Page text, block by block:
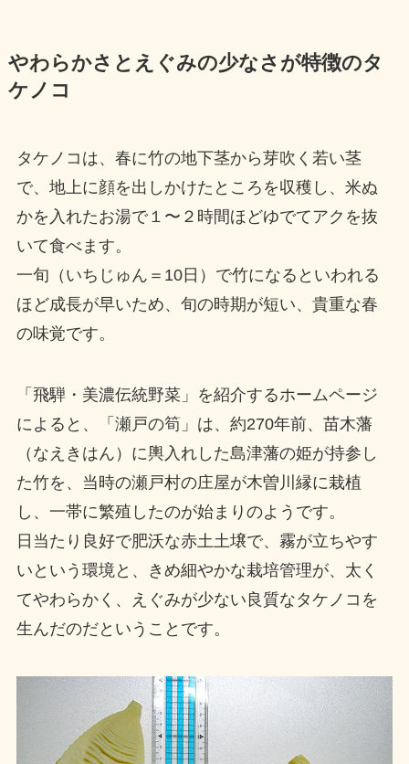
やわらかさとえぐみの少なさが特徴のタ
ケノコ
タケノコは、春に竹の地下茎から芽吹く若い茎
で、地上に顔を出しかけたところを収穫し、米ぬ
かを入れたお湯で１〜２時間ほどゆでてアクを抜
いて食べます。
一旬（いちじゅん＝10日）で竹になるといわれる
ほど成長が早いため、旬の時期が短い、貴重な春
の味覚です。
「飛騨・美濃伝統野菜」を紹介するホームページ
によると、「瀬戸の筍」は、約270年前、苗木藩
（なえきはん）に輿入れした島津藩の姫が持参し
た竹を、当時の瀬戸村の庄屋が木曽川縁に栽植
し、一帯に繁殖したのが始まりのようです。
日当たり良好で肥沃な赤土土壌で、霧が立ちやす
いという環境と、きめ細やかな栽培管理が、太く
てやわらかく、えぐみが少ない良質なタケノコを
生んだのだということです。